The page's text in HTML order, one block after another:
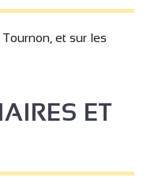
et sur les
ET